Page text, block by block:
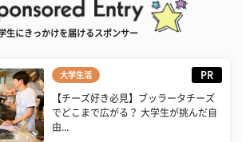
生にきっかけを届けるスポンサー
大学生活 PR
【チーズ好き必見】ブッラータチーズ
でどこまで広がる？ 大学生が挑んだ自
由...